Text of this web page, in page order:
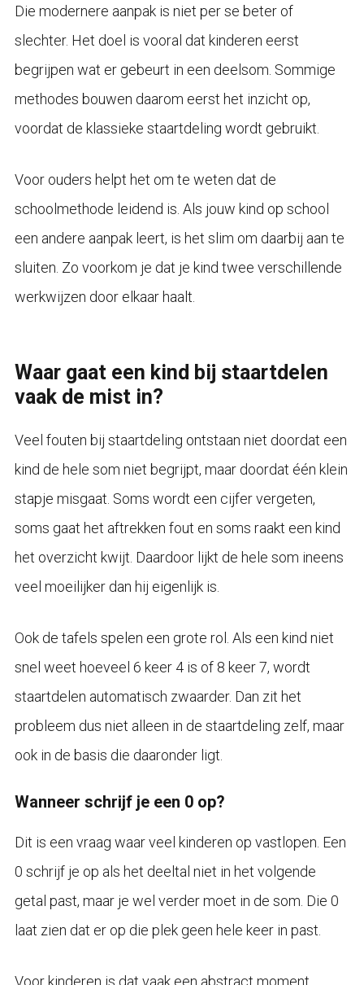
Die modernere aanpak is niet per se beter of
slechter. Het doel is vooral dat kinderen eerst
begrijpen wat er gebeurt in een deelsom. Sommige
methodes bouwen daarom eerst het inzicht op,
voordat de klassieke staartdeling wordt gebruikt.
Voor ouders helpt het om te weten dat de
schoolmethode leidend is. Als jouw kind op school
een andere aanpak leert, is het slim om daarbij aan te
sluiten. Zo voorkom je dat je kind twee verschillende
werkwijzen door elkaar haalt.
Waar gaat een kind bij staartdelen
vaak de mist in?
Veel fouten bij staartdeling ontstaan niet doordat een
kind de hele som niet begrijpt, maar doordat één klein
stapje misgaat. Soms wordt een cijfer vergeten,
soms gaat het aftrekken fout en soms raakt een kind
het overzicht kwijt. Daardoor lijkt de hele som ineens
veel moeilijker dan hij eigenlijk is.
Ook de tafels spelen een grote rol. Als een kind niet
snel weet hoeveel 6 keer 4 is of 8 keer 7, wordt
staartdelen automatisch zwaarder. Dan zit het
probleem dus niet alleen in de staartdeling zelf, maar
ook in de basis die daaronder ligt.
Wanneer schrijf je een 0 op?
Dit is een vraag waar veel kinderen op vastlopen. Een
0 schrijf je op als het deeltal niet in het volgende
getal past, maar je wel verder moet in de som. Die 0
laat zien dat er op die plek geen hele keer in past.
Voor kinderen is dat vaak een abstract moment.